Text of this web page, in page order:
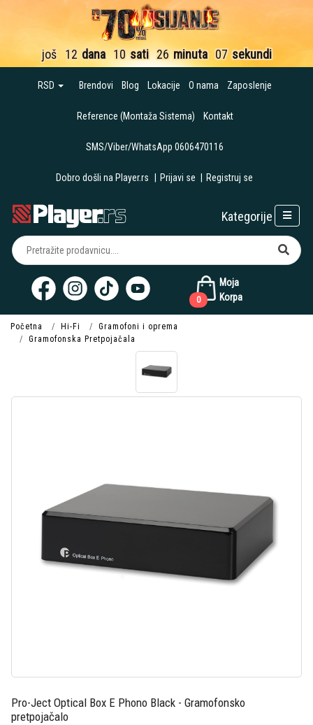
još 12 dana 10 sati 26 minuta 07 sekundi
RSD Brendovi Blog Lokacije O nama Zaposlenje
Reference (Montaža Sistema) Kontakt
SMS/Viber/WhatsApp 0606470116
Dobro došli na Player.rs Prijavi se Registruj se
Moja
Korpa
0
Kategorije
Početna Hi-Fi
Gramofoni i oprema
Gramofonska Pretpojačala
Pro-Ject Optical Box E Phono Black - Gramofonsko
pretpojačalo